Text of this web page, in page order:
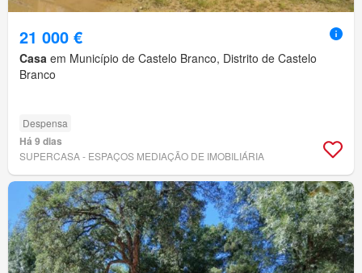
21 000 €
Casa em Município de Castelo Branco, Distrito de Castelo
Branco
Despensa
Há 9 dias
SUPERCASA - ESPAÇOS MEDIAÇÃO DE IMOBILIÁRIA